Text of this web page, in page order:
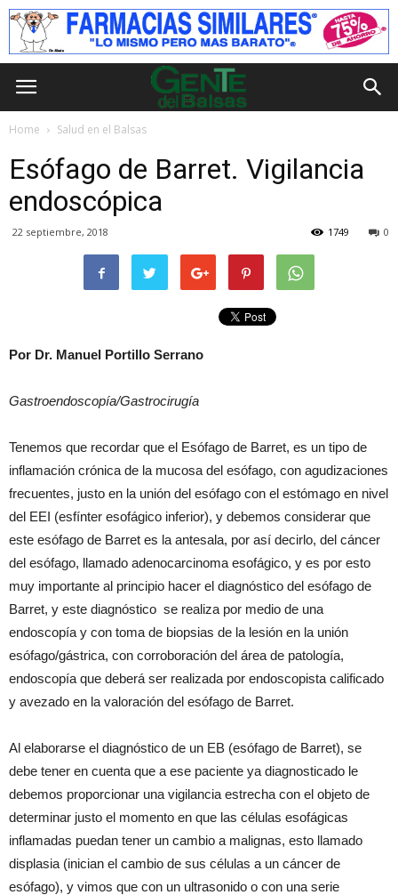
Home Salud en el Balsas
Esófago de Barret. Vigilancia
endoscópica
22 septiembre, 2018 0
1749
Por Dr. Manuel Portillo Serrano
Gastroendoscopía/Gastrocirugía
Tenemos que recordar que el Esófago de Barret, es un tipo de
inflamación crónica de la mucosa del esófago, con agudizaciones
frecuentes, justo en la unión del esófago con el estómago en nivel
del EEI (esfínter esofágico inferior), y debemos considerar que
este esófago de Barret es la antesala, por así decirlo, del cáncer
del esófago, llamado adenocarcinoma esofágico, y es por esto
muy importante al principio hacer el diagnóstico del esófago de
Barret, y este diagnóstico se realiza por medio de una
endoscopía y con toma de biopsias de la lesión en la unión
esófago/gástrica, con corroboración del área de patología,
endoscopía que deberá ser realizada por endoscopista calificado
y avezado en la valoración del esófago de Barret.
Al elaborarse el diagnóstico de un EB (esófago de Barret), se
debe tener en cuenta que a ese paciente ya diagnosticado le
debemos proporcionar una vigilancia estrecha con el objeto de
determinar justo el momento en que las células esofágicas
inflamadas puedan tener un cambio a malignas, esto llamado
displasia (inician el cambio de sus células a un cáncer de
esófago), y vimos que con un ultrasonido o con una serie